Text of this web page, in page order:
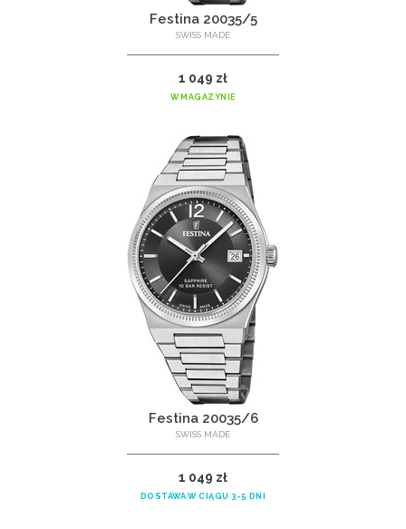
Festina 20035/5
SWISS MADE
1 049 zł
W MAGAZYNIE
Festina 20035/6
SWISS MADE
1 049 zł
DOSTAWA W CIĄGU 3-5 DNI